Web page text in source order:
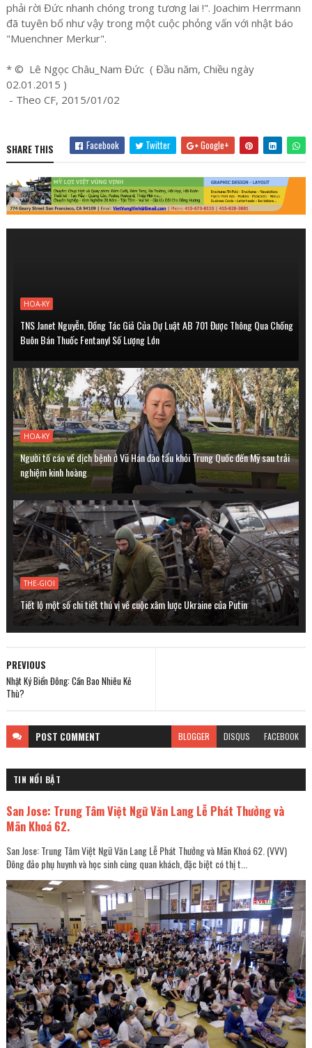
phải rời Đức nhanh chóng trong tương lai !". Joachim Herrmann
đã tuyên bố như vậy trong một cuộc phỏng vấn với nhật báo
"Muenchner Merkur".
* © Lê Ngọc Châu_Nam Đức ( Đầu năm, Chiều ngày
02.01.2015 )
- Theo CF, 2015/01/02
SHARE THIS Facebook Twitter Google+
HOA-KY
TNS Janet Nguyễn, Đồng Tác Giả Của Dự Luật AB 701 Được Thông Qua Chống
Buôn Bán Thuốc Fentanyl Số Lượng Lớn
HOA-KY
Người tố cáo về dịch bệnh ở Vũ Hán đào tẩu khỏi Trung Quốc đến Mỹ sau trải
nghiệm kinh hoàng
THE-GIOI
Tiết lộ một số chi tiết thú vị về cuộc xâm lược Ukraine của Putin
PREVIOUS
Nhật Ký Biển Đông: Cần Bao Nhiêu Kẻ
Thù?
POST COMMENT BLOGGER DISQUS FACEBOOK
TIN NỔI BẬT
San Jose: Trung Tâm Việt Ngữ Văn Lang Lễ Phát Thưởng và
Mãn Khoá 62.
San Jose: Trung Tâm Việt Ngữ Văn Lang Lễ Phát Thưởng và Mãn Khoá 62. (VVV)
Đông đảo phụ huynh và học sinh cùng quan khách, đặc biệt có thị t...